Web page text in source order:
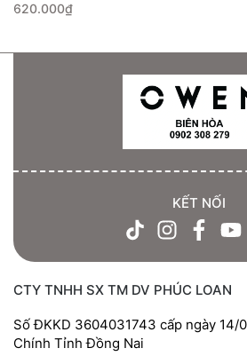
620.000₫
KẾT NỐI
CTY TNHH SX TM DV PHÚC LOAN
Số ĐKKD 3604031743 cấp ngày 14/
Chính Tỉnh Đồng Nai